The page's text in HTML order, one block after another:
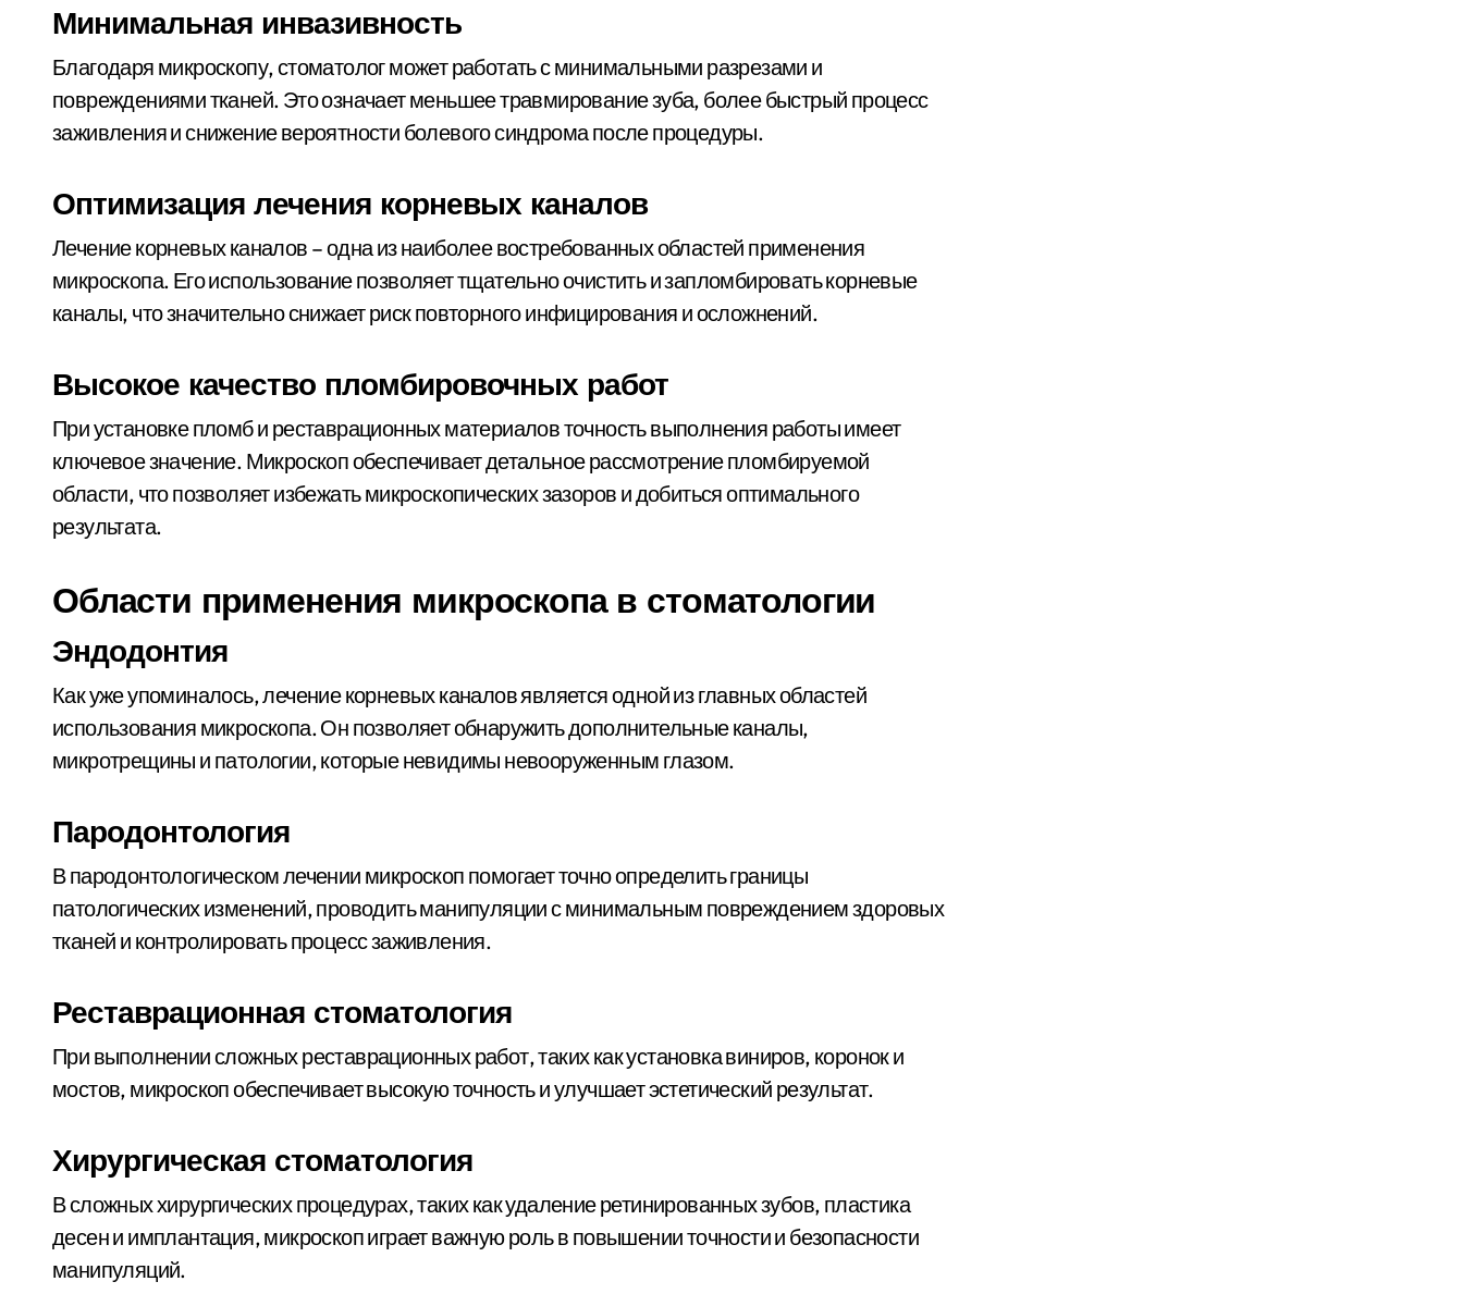
Минимальная инвазивность
Благодаря микроскопу, стоматолог может работать с минимальными разрезами и
повреждениями тканей. Это означает меньшее травмирование зуба, более быстрый процесс
заживления и снижение вероятности болевого синдрома после процедуры.
Оптимизация лечения корневых каналов
Лечение корневых каналов – одна из наиболее востребованных областей применения
микроскопа. Его использование позволяет тщательно очистить и запломбировать корневые
каналы, что значительно снижает риск повторного инфицирования и осложнений.
Высокое качество пломбировочных работ
При установке пломб и реставрационных материалов точность выполнения работы имеет
ключевое значение. Микроскоп обеспечивает детальное рассмотрение пломбируемой
области, что позволяет избежать микроскопических зазоров и добиться оптимального
результата.
Области применения микроскопа в стоматологии
Эндодонтия
Как уже упоминалось, лечение корневых каналов является одной из главных областей
использования микроскопа. Он позволяет обнаружить дополнительные каналы,
микротрещины и патологии, которые невидимы невооруженным глазом.
Пародонтология
В пародонтологическом лечении микроскоп помогает точно определить границы
патологических изменений, проводить манипуляции с минимальным повреждением здоровых
тканей и контролировать процесс заживления.
Реставрационная стоматология
При выполнении сложных реставрационных работ, таких как установка виниров, коронок и
мостов, микроскоп обеспечивает высокую точность и улучшает эстетический результат.
Хирургическая стоматология
В сложных хирургических процедурах, таких как удаление ретинированных зубов, пластика
десен и имплантация, микроскоп играет важную роль в повышении точности и безопасности
манипуляций.